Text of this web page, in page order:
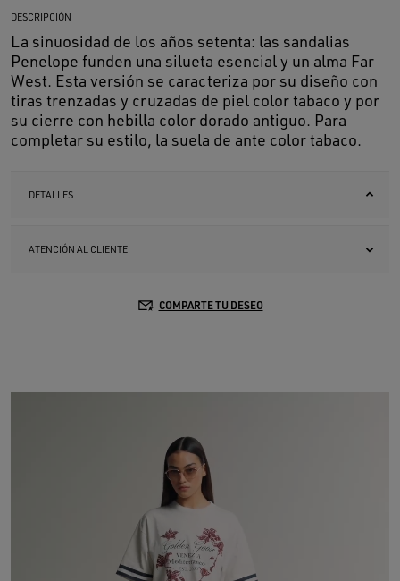
DESCRIPCIÓN
La sinuosidad de los años setenta: las sandalias
Penelope funden una silueta esencial y un alma Far
West. Esta versión se caracteriza por su diseño con
tiras trenzadas y cruzadas de piel color tabaco y por
su cierre con hebilla color dorado antiguo. Para
completar su estilo, la suela de ante color tabaco.
DETALLES
ATENCIÓN AL CLIENTE
COMPARTE TU DESEO